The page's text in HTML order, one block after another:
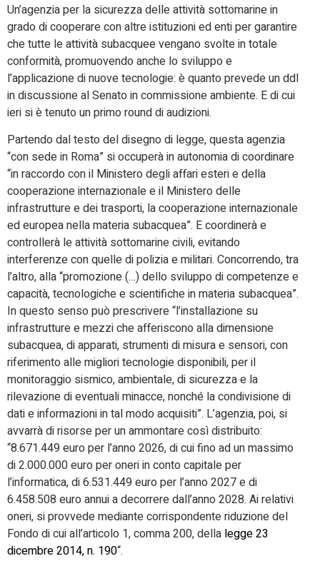
Un’agenzia per la sicurezza delle attività sottomarine in
grado di cooperare con altre istituzioni ed enti per garantire
che tutte le attività subacquee vengano svolte in totale
conformità, promuovendo anche lo sviluppo e
l’applicazione di nuove tecnologie: è quanto prevede un ddl
in discussione al Senato in commissione ambiente. E di cui
ieri si è tenuto un primo round di audizioni.
Partendo dal testo del disegno di legge, questa agenzia
“con sede in Roma” si occuperà in autonomia di coordinare
“in raccordo con il Ministero degli affari esteri e della
cooperazione internazionale e il Ministero delle
infrastrutture e dei trasporti, la cooperazione internazionale
ed europea nella materia subacquea”. E coordinerà e
controllerà le attività sottomarine civili, evitando
interferenze con quelle di polizia e militari. Concorrendo, tra
l’altro, alla “promozione (…) dello sviluppo di competenze e
capacità, tecnologiche e scientifiche in materia subacquea”.
In questo senso può prescrivere “l’installazione su
infrastrutture e mezzi che afferiscono alla dimensione
subacquea, di apparati, strumenti di misura e sensori, con
riferimento alle migliori tecnologie disponibili, per il
monitoraggio sismico, ambientale, di sicurezza e la
rilevazione di eventuali minacce, nonché la condivisione di
dati e informazioni in tal modo acquisiti”. L’agenzia, poi, si
avvarrà di risorse per un ammontare così distribuito:
“8.671.449 euro per l’anno 2026, di cui fino ad un massimo
di 2.000.000 euro per oneri in conto capitale per
l’informatica, di 6.531.449 euro per l’anno 2027 e di
6.458.508 euro annui a decorrere dall’anno 2028. Ai relativi
oneri, si provvede mediante corrispondente riduzione del
Fondo di cui all’articolo 1, comma 200, della legge 23
dicembre 2014, n. 190“.